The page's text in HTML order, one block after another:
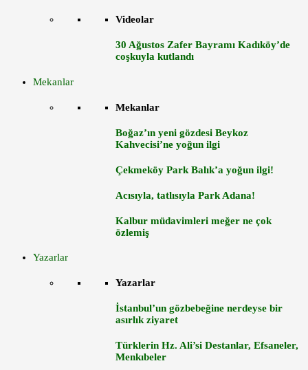
Videolar
30 Ağustos Zafer Bayramı Kadıköy’de
coşkuyla kutlandı
Mekanlar
Mekanlar
Boğaz’ın yeni gözdesi Beykoz
Kahvecisi’ne yoğun ilgi
Çekmeköy Park Balık’a yoğun ilgi!
Acısıyla, tatlısıyla Park Adana!
Kalbur müdavimleri meğer ne çok
özlemiş
Yazarlar
Yazarlar
İstanbul’un gözbebeğine nerdeyse bir
asırlık ziyaret
Türklerin Hz. Ali’si Destanlar, Efsaneler,
Menkıbeler